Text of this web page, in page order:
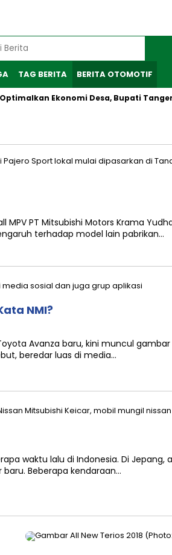
TAG BERITA BERITA OTOMOTIF
Ekonomi Desa, Bupati
PT Mitsubishi Motors Krama
terhadap model lain pabrikan…
NMI?
Avanza baru, kini muncul gambar
beredar luas di media…
waktu lalu di Indonesia. Di Jepang,
Beberapa kendaraan…